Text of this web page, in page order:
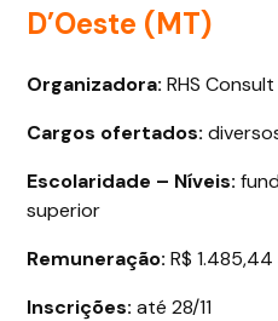
D’Oeste (MT)
Organizadora: RHS Consult
Cargos ofertados:
Escolaridade – Níveis:
superior
Remuneração: R$ 1.485,44
Inscrições:até 28/11